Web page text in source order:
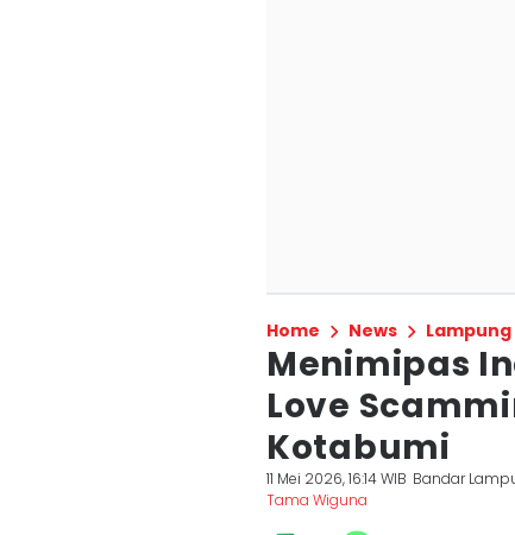
Home News Lampung
Menimipas
Love
Kotabumi
11 Mei 2026, 16:14 WIB Bandar
Tama Wiguna